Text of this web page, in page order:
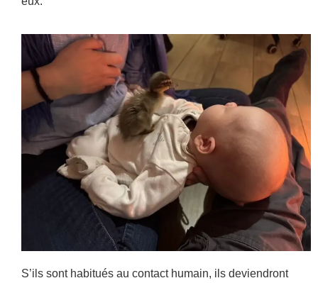
S’ils sont habitués au contact humain, ils deviendront